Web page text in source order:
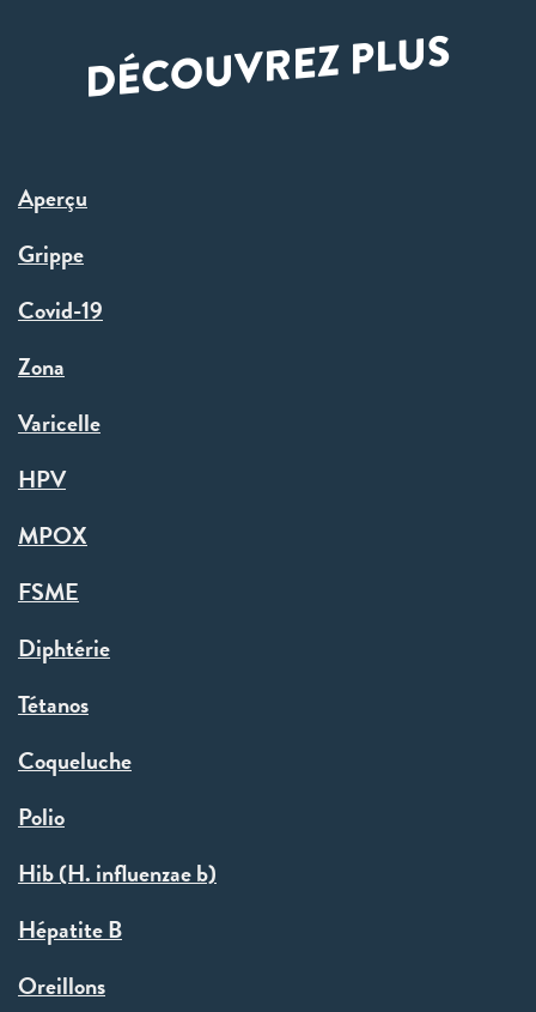
DÉCOUVREZ PLUS
Aperçu
Grippe
Covid-19
Zona
Varicelle
HPV
MPOX
FSME
Diphtérie
Tétanos
Coqueluche
Polio
Hib (H. influenzae b)
Hépatite B
Oreillons